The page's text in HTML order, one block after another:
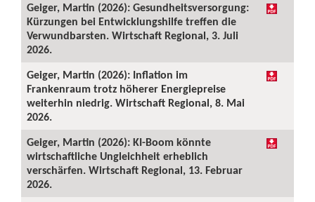
Geiger, Martin (2026): Gesundheitsversorgung:
Kürzungen bei Entwicklungshilfe treffen die
Verwundbarsten. Wirtschaft Regional, 3. Juli
2026.
Geiger, Martin (2026): Inflation im
Frankenraum trotz höherer Energiepreise
weiterhin niedrig. Wirtschaft Regional, 8. Mai
2026.
Geiger, Martin (2026): KI-Boom könnte
wirtschaftliche Ungleichheit erheblich
verschärfen. Wirtschaft Regional, 13. Februar
2026.